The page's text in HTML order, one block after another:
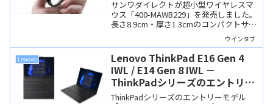
サンワダイレクトが超小型ワイヤレスマ
ウス「400-MAWB229」を発売しました。
長さ8.9cm・厚さ1.3cmのコンパクトサイ
ズながら5ボタンを搭載し、USB無線・
Bluetooth・有線接続に対応し、実用性も
高そうです。
ウインタブ
Lenovo
Lenovo ThinkPad E16 Gen 4
IWL / E14 Gen 8 IWL －
ThinkPadシリーズのエントリー
モデルにWildcat Lakeが搭載さ
ThinkPadシリーズのエントリーモデル